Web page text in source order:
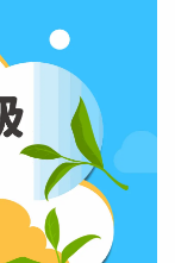
生分享學習成
藉由多元化的
播者，為...